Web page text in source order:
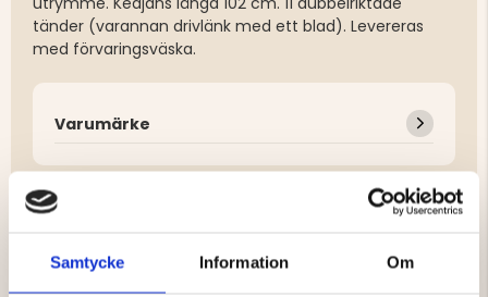
Samtycke Information Om
tänder (varannan drivlänk med ett blad). Levereras
med förvaringsväska.
Varumärke
DU KANSKE OCKSÅ ÄR INTRESSERAD